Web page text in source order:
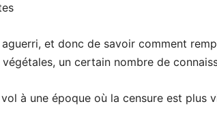
et donc de savoir comment
un certain nombre de
à une époque où la censure est plus